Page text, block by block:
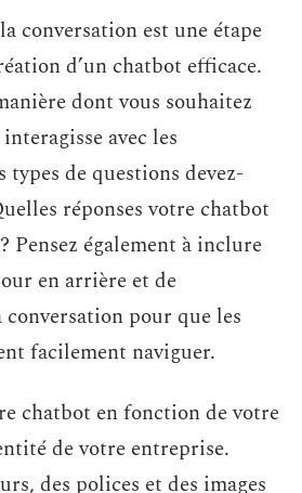
conversation est une étape
d’un chatbot efficace.
dont vous souhaitez
avec les
de questions devez-
réponses votre chatbot
également à inclure
en arrière et de
conversation pour que les
facilement naviguer.
chatbot en fonction de votre
de votre entreprise.
des polices et des images